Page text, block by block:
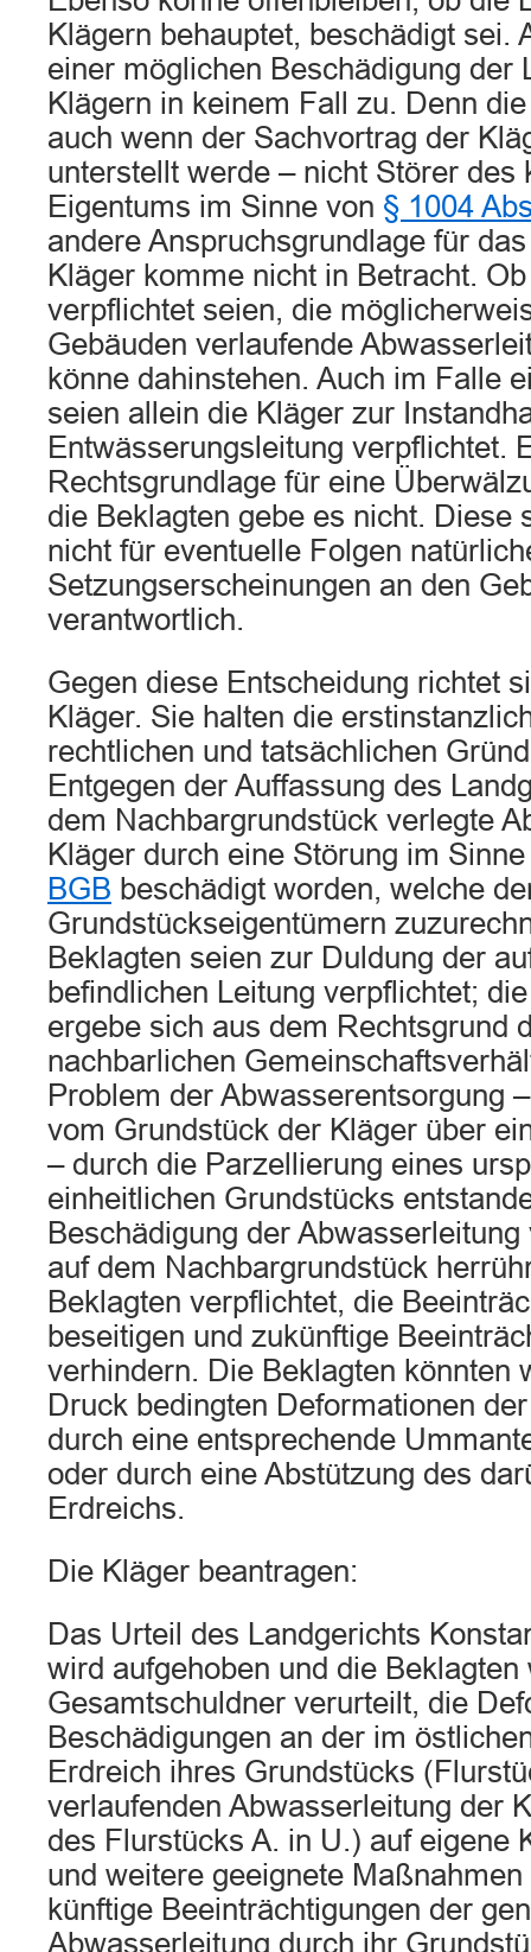
Klägern behauptet, beschädigt sei.
einer möglichen Beschädigung der
Klägern in keinem Fall zu. Denn
auch wenn der Sachvortrag der
unterstellt werde – nicht Störer des
Eigentums im Sinne von § 1004
andere Anspruchsgrundlage für
Kläger komme nicht in Betracht.
verpflichtet seien, die
Gebäuden verlaufende
könne dahinstehen. Auch im Falle
seien allein die Kläger zur
Entwässerungsleitung verpflichtet.
Rechtsgrundlage für eine
die Beklagten gebe es nicht. Diese
nicht für eventuelle Folgen
Setzungserscheinungen an den
verantwortlich.
Gegen diese Entscheidung richtet
Kläger. Sie halten die
rechtlichen und tatsächlichen
Entgegen der Auffassung des
dem Nachbargrundstück verlegte
Kläger durch eine Störung im
BGB beschädigt worden, welche
Grundstückseigentümern
Beklagten seien zur Duldung der
befindlichen Leitung verpflichtet;
ergebe sich aus dem Rechtsgrund
nachbarlichen
Problem der Abwasserentsorgung
vom Grundstück der Kläger über
– durch die Parzellierung eines
einheitlichen Grundstücks
Beschädigung der
auf dem Nachbargrundstück
Beklagten verpflichtet, die
beseitigen und zukünftige
verhindern. Die Beklagten könnten
Druck bedingten Deformationen
durch eine entsprechende
oder durch eine Abstützung des
Erdreichs.
Die Kläger beantragen:
Das Urteil des Landgerichts
wird aufgehoben und die Beklagten
Gesamtschuldner verurteilt, die
Beschädigungen an der im
Erdreich ihres Grundstücks
verlaufenden Abwasserleitung der
des Flurstücks A. in U.) auf eigene
und weitere geeignete
künftige Beeinträchtigungen der
Abwasserleitung durch ihr